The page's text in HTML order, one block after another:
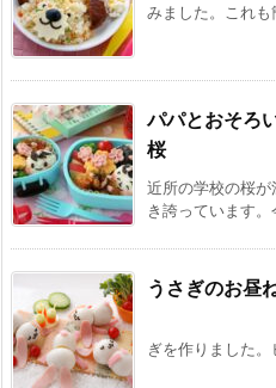
みました。これ
パパとおそろ
桜
近所の学校の桜
き誇っています
うさぎのお昼
うずら
ぎを作りました。